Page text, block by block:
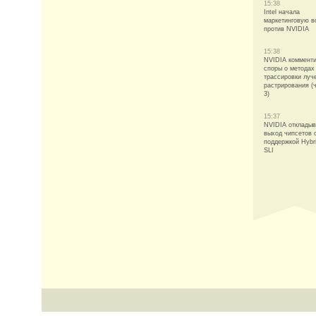
15:38
Intel начала
маркетинговую
против NVIDIA
15:38
NVIDIA
споры о методах
трассировки
растрирования
3)
15:37
NVIDIA
выход чипсетов с
поддержкой
SLI